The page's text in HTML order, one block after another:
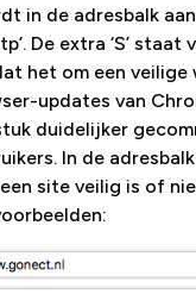
in de adresbalk
De extra ‘S’ staat
het om een veilige
updates van
duidelijker
In de
site veilig is of